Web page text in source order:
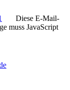
Diese E-Mail-
muss JavaScript